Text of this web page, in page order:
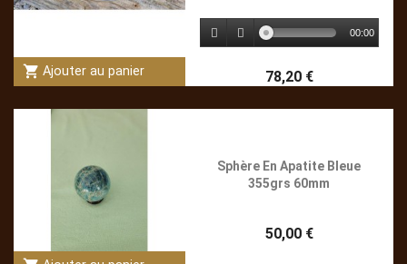
shopping_cart Ajouter au panier
00:00
78,20 €
Sphère En Apatite Bleue
355grs 60mm
50,00 €